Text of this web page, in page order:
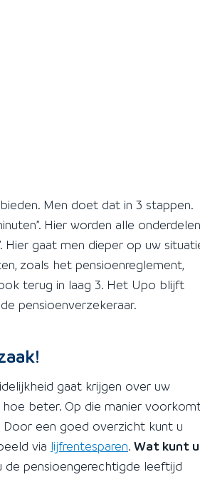
Men doet dat in 3 stappen.
Hier worden alle onderdelen
Hier gaat men dieper op uw
zoals het pensioenreglement,
terug in laag 3. Het Upo blijft
pensioenverzekeraar.
gaat krijgen over uw
beter. Op die manier
een goed overzicht kunt u
via lijfrentesparen. Wat kunt u
de pensioengerechtigde leeftijd